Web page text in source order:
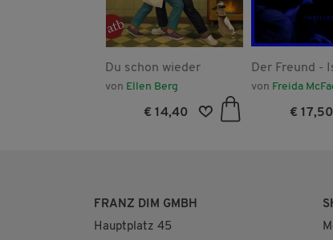
Du schon wieder
von Ellen Berg
€ 14,40
Der Freund -
Traumpartner
von Freida
€ 17,50
FRANZ DIM GMBH
Hauptplatz 45